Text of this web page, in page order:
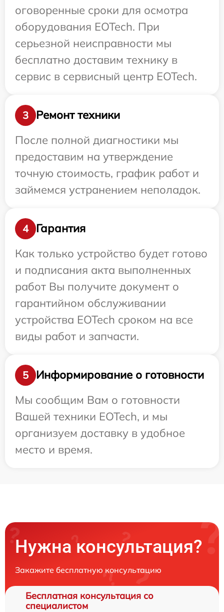
оговоренные сроки для осмотра
оборудования EOTech. При
серьезной неисправности мы
бесплатно доставим технику в
сервис в сервисный центр EOTech.
3
Ремонт техники
После полной диагностики мы
предоставим на утверждение
точную стоимость, график работ и
займемся устранением неполадок.
4
Гарантия
Как только устройство будет готово
и подписания акта выполненных
работ Вы получите документ о
гарантийном обслуживании
устройства EOTech сроком на все
виды работ и запчасти.
5
Информирование о готовности
Мы сообщим Вам о готовности
Вашей техники EOTech, и мы
организуем доставку в удобное
место и время.
Нужна консультация?
Закажите бесплатную консультацию
Бесплатная консультация со
специалистом